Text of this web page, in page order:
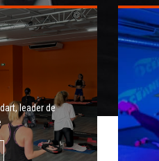
leader de